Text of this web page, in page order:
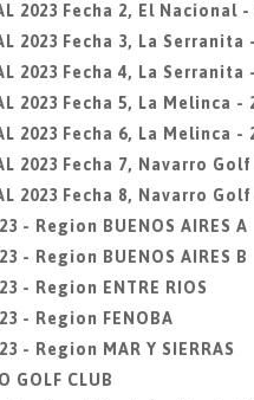
2023 Fecha 2, El Nacional
2023 Fecha 3, La Serranita
2023 Fecha 4, La Serranita
2023 Fecha 5, La Melinca -
2023 Fecha 6, La Melinca -
2023 Fecha 7, Navarro
2023 Fecha 8, Navarro
- Region BUENOS AIRES A
- Region BUENOS AIRES B
- Region ENTRE RIOS
- Region FENOBA
- Region MAR Y SIERRAS
GOLF CLUB